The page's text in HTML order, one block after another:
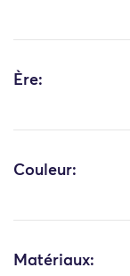
Ère:
Couleur:
Matériaux: